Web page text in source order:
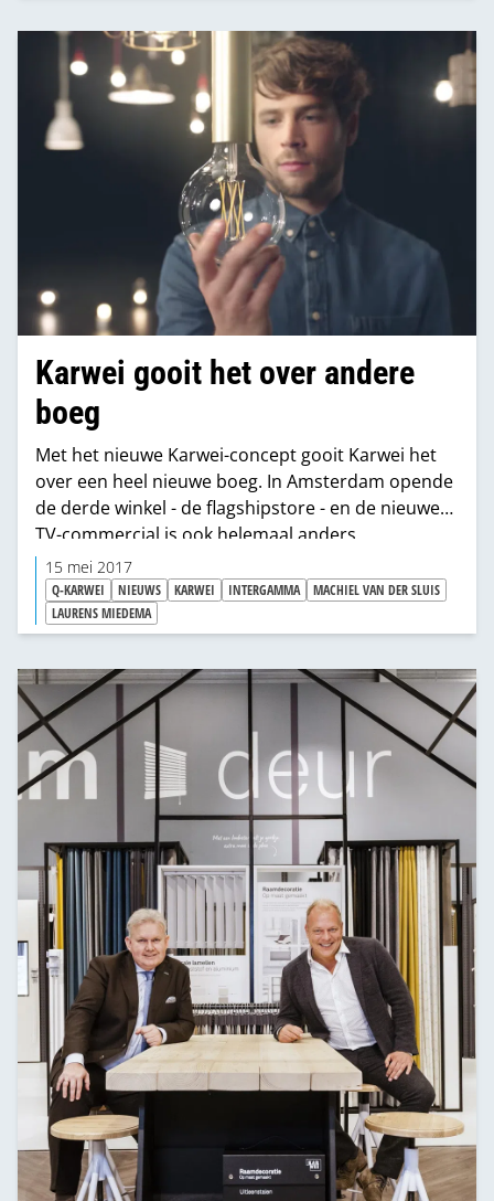
Karwei gooit het over andere
boeg
Met het nieuwe Karwei-concept gooit Karwei het
over een heel nieuwe boeg. In Amsterdam opende
de derde winkel - de flagshipstore - en de nieuwe
TV-commercial is ook helemaal anders.
15 mei 2017
Q-KARWEI NIEUWS KARWEI INTERGAMMA
MACHIEL VAN DER SLUIS
LAURENS MIEDEMA